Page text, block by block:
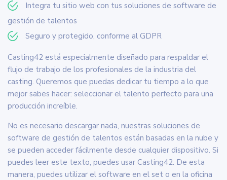
Integra tu sitio web con tus soluciones de software de
gestión de talentos
Seguro y protegido, conforme al GDPR
Casting42 está especialmente diseñado para respaldar el
flujo de trabajo de los profesionales de la industria del
casting. Queremos que puedas dedicar tu tiempo a lo que
mejor sabes hacer: seleccionar el talento perfecto para una
producción increíble.
No es necesario descargar nada, nuestras soluciones de
software de gestión de talentos están basadas en la nube y
se pueden acceder fácilmente desde cualquier dispositivo. Si
puedes leer este texto, puedes usar Casting42. De esta
manera, puedes utilizar el software en el set o en la oficina